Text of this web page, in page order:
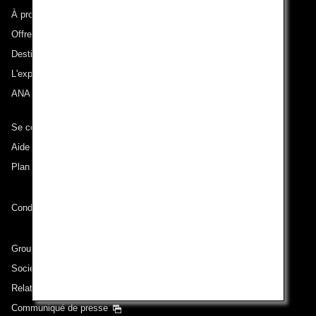
À propos d'ANA
Offres et annonces
Destinations desservies
L'expérience ANA
ANA Mileage Club
Se connecter à ANA
Aide technique (Accessibilité)
Plan du site
Conditions de transport
Groupe ANA
Sociétés du groupe
Relations avec les investisseurs
Communiqué de presse